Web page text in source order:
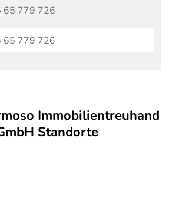
65 779 726
65 779 726
Immobilientreuhand
Standorte